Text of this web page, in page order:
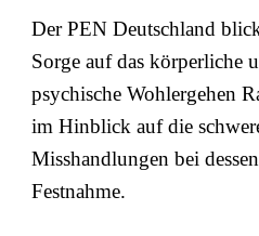
Der PEN Deutschland
Sorge auf das körperliche
psychische Wohlergehen
im Hinblick auf die
Misshandlungen bei
Festnahme.